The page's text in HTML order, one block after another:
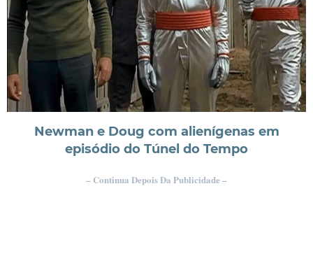
Newman e Doug com alienígenas em
episódio do Túnel do Tempo
– Continua Depois Da Publicidade –